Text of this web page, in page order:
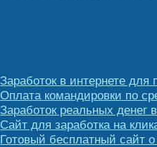
Заработок в интернете для
Оплата командировки по
Заработок реальных денег
Сайт для заработка на
Готовый бесплатный сайт о